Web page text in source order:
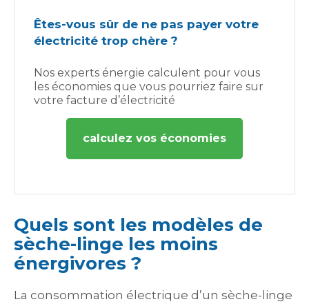
Êtes-vous sûr de ne pas payer votre
électricité trop chère ?
Nos experts énergie calculent pour vous
les économies que vous pourriez faire sur
votre facture d’électricité
calculez vos économies
Quels sont les modèles de
sèche-linge les moins
énergivores ?
La consommation électrique d’un sèche-linge